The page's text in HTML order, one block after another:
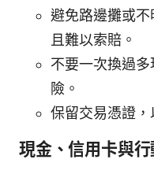
避免路邊攤或
且難以索賠。
不要一次換過
險。
保留交易憑證，
現金、信用卡與